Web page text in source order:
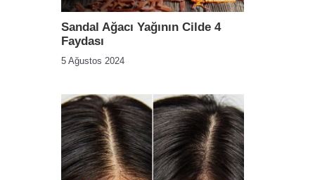
Sandal Ağacı Yağının Cilde 4
Faydası
5 Ağustos 2024